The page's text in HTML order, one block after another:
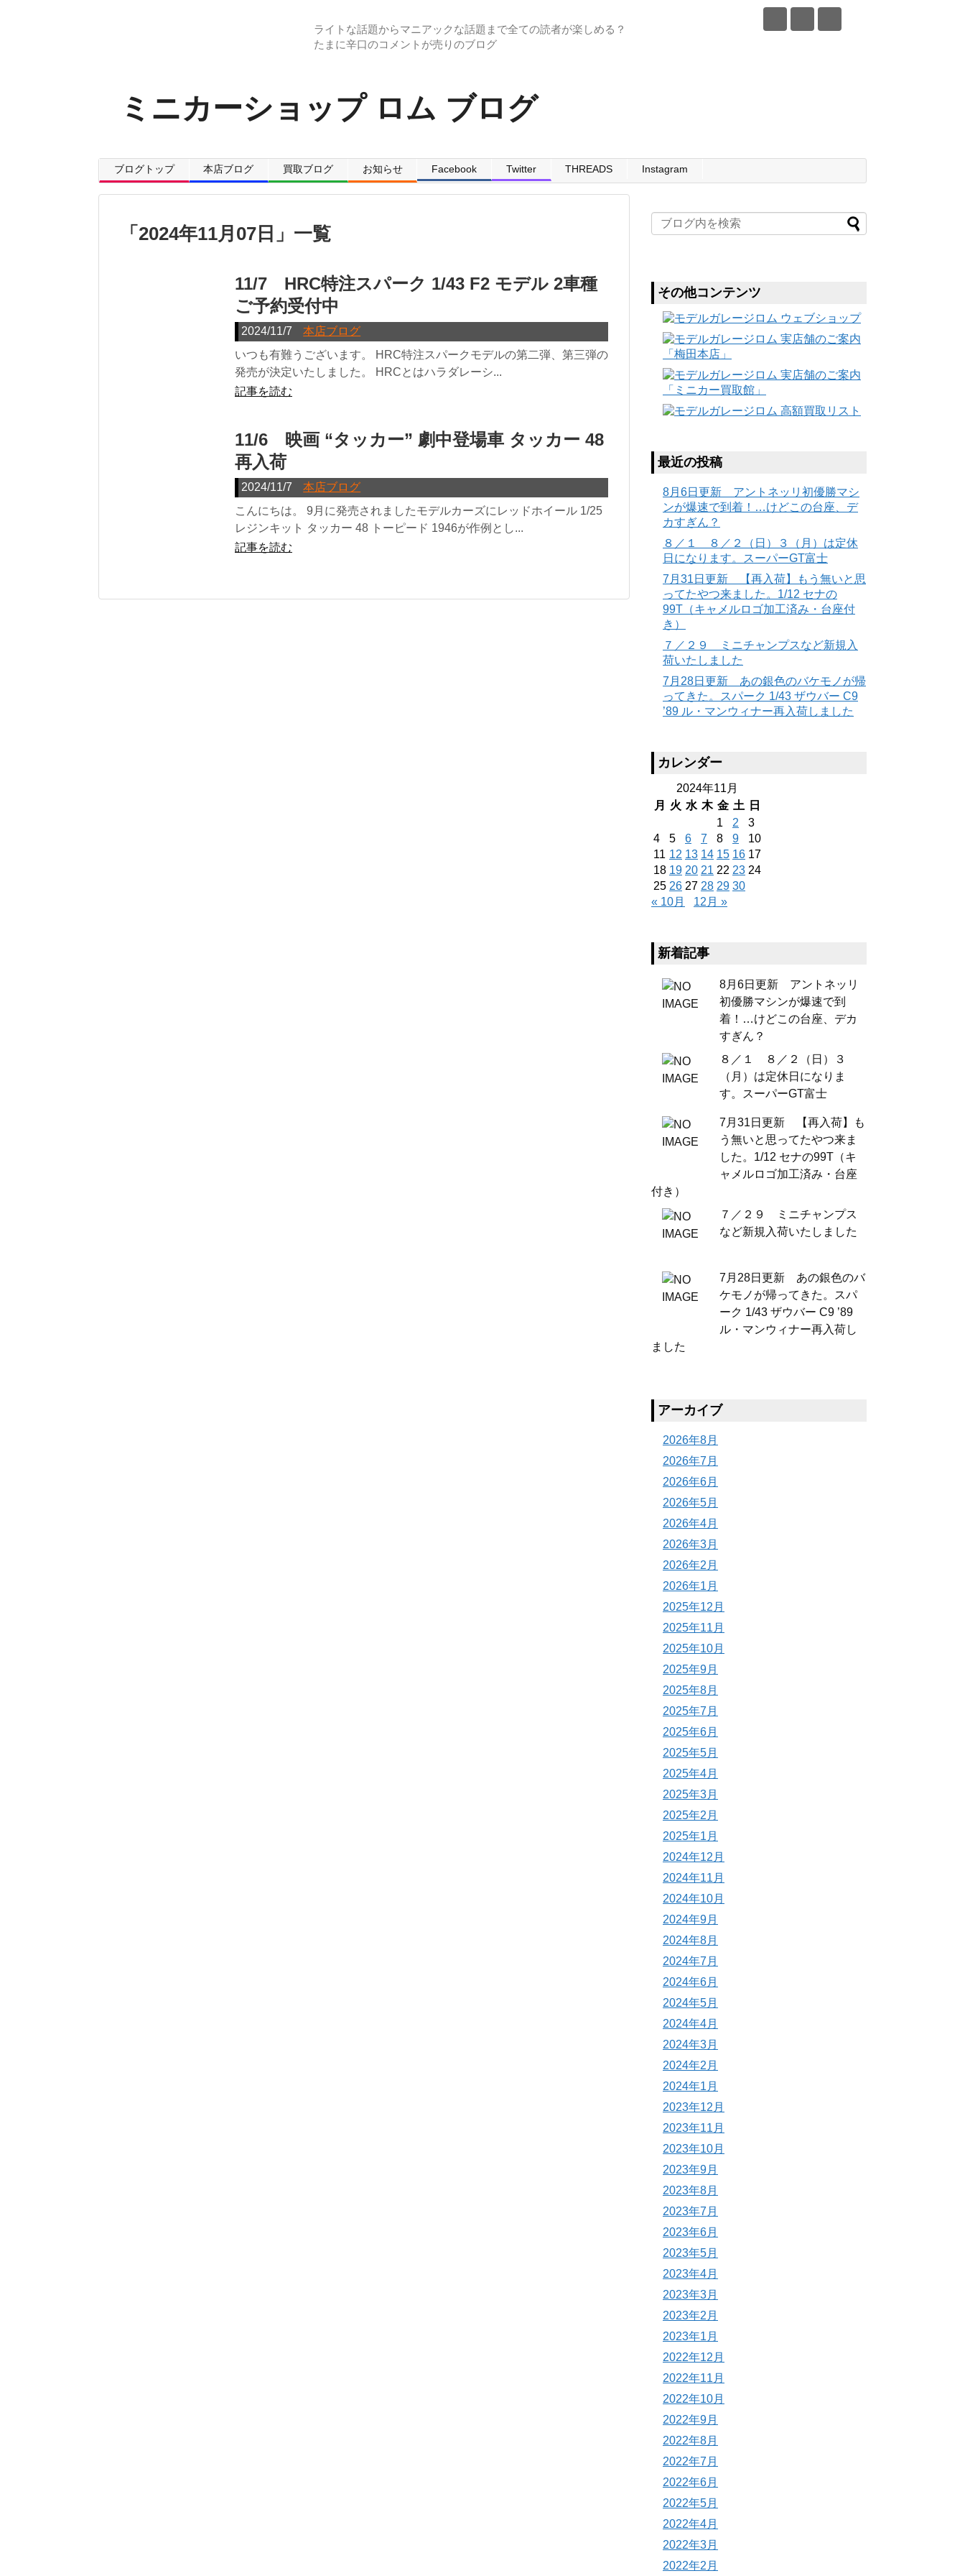
ミニカーショップ ロム ブログ
ライトな話題からマニアックな話題まで全ての読者が楽しめる？
ブログトップ 本店ブログ 買取ブログ お知らせ Facebook Twitter THREADS Instagram
「 2024年11月07日 」 一覧
11/7 HRC特注スパーク 1/43 F2 モデル 2車種
ご予約受付中
2024/11/7
本店ブログ
いつも有難うございます。 HRC特注スパークモデルの第二弾、第三弾の
発売が決定いたしました。 HRCとはハラダレーシ...
記事を読む
11/6 映画 “タッカー” 劇中登場車 タッカー 48
再入荷
2024/11/7
本店ブログ
こんにちは。 9月に発売されましたモデルカーズにレッドホイール 1/25
レジンキット タッカー 48 トーピード 1946が作例とし...
記事を読む
その他コンテンツ
最近の投稿
8月6日更新 アントネッリ初優勝マシ
ンが爆速で到着！…けどこの台座、デ
カすぎん？
８／１ ８／２（日）３（月）は定休
日になります。スーパーGT富士
7月31日更新 【再入荷】もう無いと思
ってたやつ来ました。1/12 セナの
99T（キャメルロゴ加工済み・台座付
き）
７／２９ ミニチャンプスなど新規入
荷いたしました
7月28日更新 あの銀色のバケモノが帰
ってきた。スパーク 1/43 ザウバー C9
’89 ル・マンウィナー再入荷しました
カレンダー
2024年11月
月
火 水 木 金 土
日
1
2
3
4
5 6 7 8 9
10
11 12 13 14 15 16 17
18 19 20 21 22 23 24
25 26 27 28 29 30
« 10月
12月 »
新着記事
8月6日更新 アントネッリ
初優勝マシンが爆速で到
着！…けどこの台座、デカ
すぎん？
８／１ ８／２（日）３
（月）は定休日になりま
す。スーパーGT富士
7月31日更新 【再入荷】も
う無いと思ってたやつ来ま
した。1/12 セナの99T（キ
ャメルロゴ加工済み・台座
付き）
７／２９ ミニチャンプス
など新規入荷いたしました
7月28日更新 あの銀色のバ
ケモノが帰ってきた。スパ
ーク 1/43 ザウバー C9 ’89
ル・マンウィナー再入荷し
ました
アーカイブ
2026年8月
2026年7月
2026年6月
2026年5月
2026年4月
2026年3月
2026年2月
2026年1月
2025年12月
2025年11月
2025年10月
2025年9月
2025年8月
2025年7月
2025年6月
2025年5月
2025年4月
2025年3月
2025年2月
2025年1月
2024年12月
2024年11月
2024年10月
2024年9月
2024年8月
2024年7月
2024年6月
2024年5月
2024年4月
2024年3月
2024年2月
2024年1月
2023年12月
2023年11月
2023年10月
2023年9月
2023年8月
2023年7月
2023年6月
2023年5月
2023年4月
2023年3月
2023年2月
2023年1月
2022年12月
2022年11月
2022年10月
2022年9月
2022年8月
2022年7月
2022年6月
2022年5月
2022年4月
2022年3月
2022年2月